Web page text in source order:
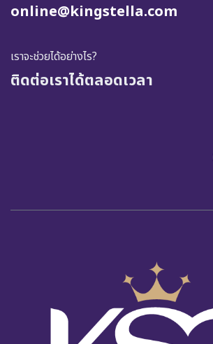
online@kingstella.com
เราจะช่วยได้อย่างไร?
ติดต่อเราได้ตลอดเวลา